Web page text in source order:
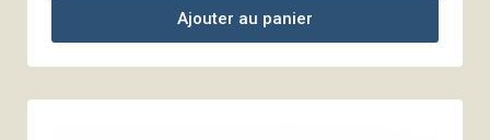
Ajouter au panier